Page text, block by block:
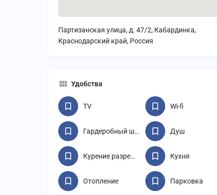
Партизанская улица, д. 47/2, Кабардинка,
Краснодарский край, Россия
Удобства
TV Wi-fi
Гардеробный шкаф Душ
Курение разрешено Кухня
Отопление Парковка